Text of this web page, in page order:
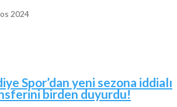
2024
Spor’dan yeni sezona iddialı
birden duyurdu!